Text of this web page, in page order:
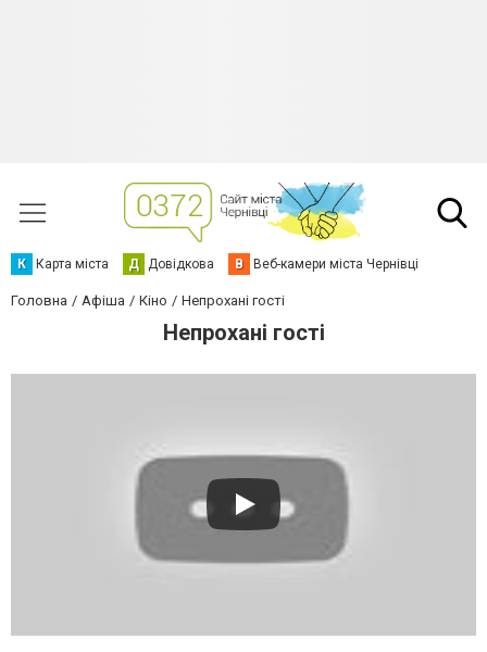
К Карта міста Д Довідкова В Веб-камери міста Чернівці
Головна Афіша Кіно Непрохані гості
Непрохані гості